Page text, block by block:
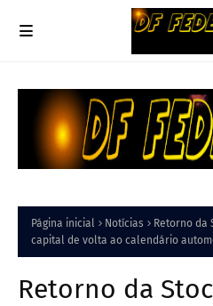
Página inicial Notícias
Retorno da
capital de volta ao calendário
Retorno da